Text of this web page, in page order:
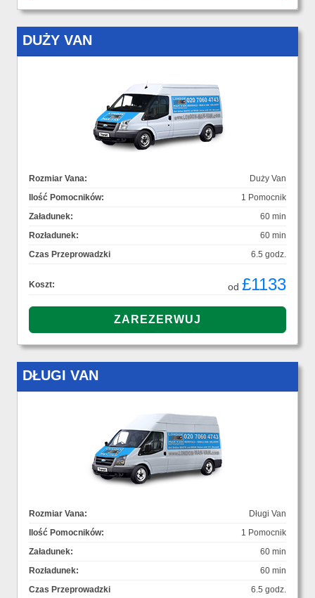
DUŻY VAN
Rozmiar Vana:
Duży Van
Ilość Pomocników:
1 Pomocnik
Załadunek:
60 min
Rozładunek:
60 min
Czas Przeprowadzki
6.5 godz.
Koszt: od £1133
DŁUGI VAN
Rozmiar Vana:
Długi Van
Ilość Pomocników:
1 Pomocnik
Załadunek:
60 min
Rozładunek:
60 min
Czas Przeprowadzki
6.5 godz.